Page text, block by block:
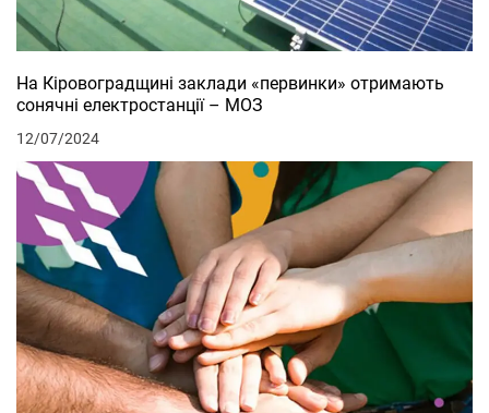
На Кіровоградщині заклади «первинки» отримають
сонячні електростанції – МОЗ
12/07/2024